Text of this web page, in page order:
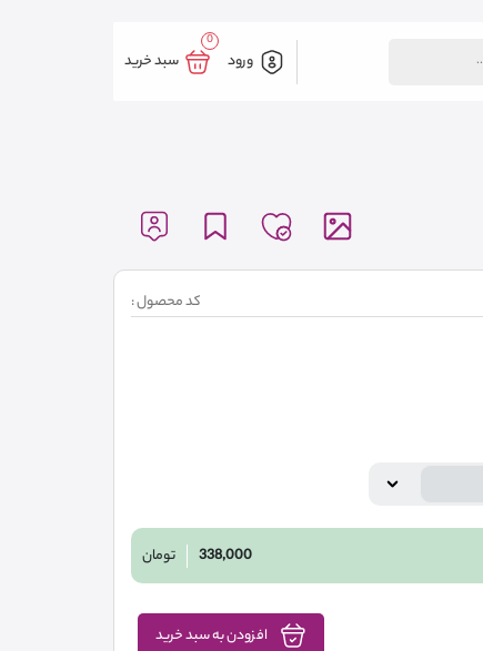
ورود
0
سبد خرید
کد محصول :
338,000 تومان
افزودن به سبد خرید